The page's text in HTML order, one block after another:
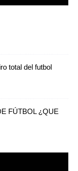
total del futbol
FÚTBOL ¿QUE